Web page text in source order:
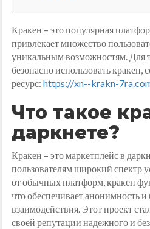
Кракен – это популярная
привлекает множество
уникальным возможностям. Для
безопасно использовать
ресурс:https://xn--krakn-
Что такое
даркнете?
Кракен – это маркетплейс в
пользователям широкий спектр
от обычных платформ, кракен
что обеспечивает анонимность и
взаимодействия. Этот проект
своей репутации надежного и